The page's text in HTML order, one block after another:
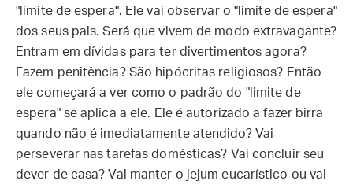
"limite de espera". Ele vai observar o "limite de espera"
dos seus pais. Será que vivem de modo extravagante?
Entram em dívidas para ter divertimentos agora?
Fazem penitência? São hipócritas religiosos? Então
ele começará a ver como o padrão do "limite de
espera" se aplica a ele. Ele é autorizado a fazer birra
quando não é imediatamente atendido? Vai
perseverar nas tarefas domésticas? Vai concluir seu
dever de casa? Vai manter o jejum eucarístico ou vai